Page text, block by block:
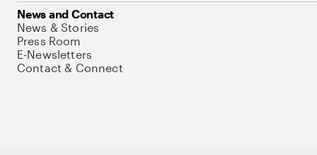
News and Contact
News & Stories
Press Room
E-Newsletters
Contact & Connect